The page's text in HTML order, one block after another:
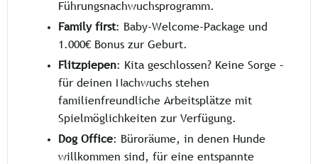
Führungsnachwuchsprogramm.
Family first: Baby-Welcome-Package und
1.000€ Bonus zur Geburt.
Flitzpiepen: Kita geschlossen? Keine Sorge –
für deinen Nachwuchs stehen
familienfreundliche Arbeitsplätze mit
Spielmöglichkeiten zur Verfügung.
Dog Office: Büroräume, in denen Hunde
willkommen sind, für eine entspannte